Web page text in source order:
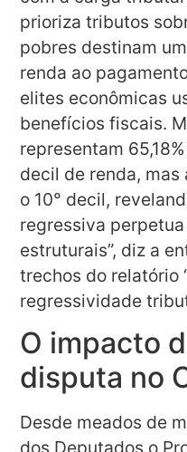
prioriza tributos
pobres destinam
renda ao
elites econômicas
benefícios fiscais.
representam
decil de renda, mas
o 10° decil,
regressiva
estruturais”, diz a
trechos do relatório
regressividade
O impacto
disputa no
Desde meados de